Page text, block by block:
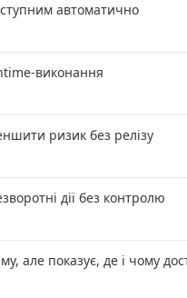
автоматично
виконання
ризик без релізу
дії без контролю
але показує, де і чому